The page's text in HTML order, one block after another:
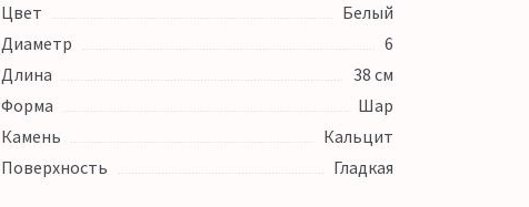
Цвет
Белый
Диаметр
6
Длина
38 см
Форма
Шар
Камень
Кальцит
Поверхность
Гладкая